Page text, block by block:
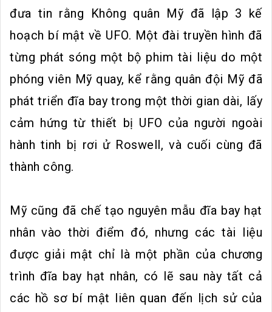
đưa tin rằng Không quân Mỹ đã lập 3 kế
hoạch bí mật về UFO. Một đài truyền hình đã
từng phát sóng một bộ phim tài liệu do một
phóng viên Mỹ quay, kể rằng quân đội Mỹ đã
phát triển đĩa bay trong một thời gian dài, lấy
cảm hứng từ thiết bị UFO của người ngoài
hành tinh bị rơi ử Roswell, và cuối cùng đã
thành công.
Mỹ cũng đã chế tạo nguyên mẫu đĩa bay hạt
nhân vào thời điểm đó, nhưng các tài liệu
được giải mật chỉ là một phần của chương
trình đĩa bay hạt nhân, có lẽ sau này tất cả
các hồ sơ bí mật liên quan đến lịch sử của